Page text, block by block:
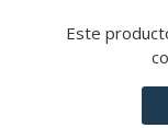
Este